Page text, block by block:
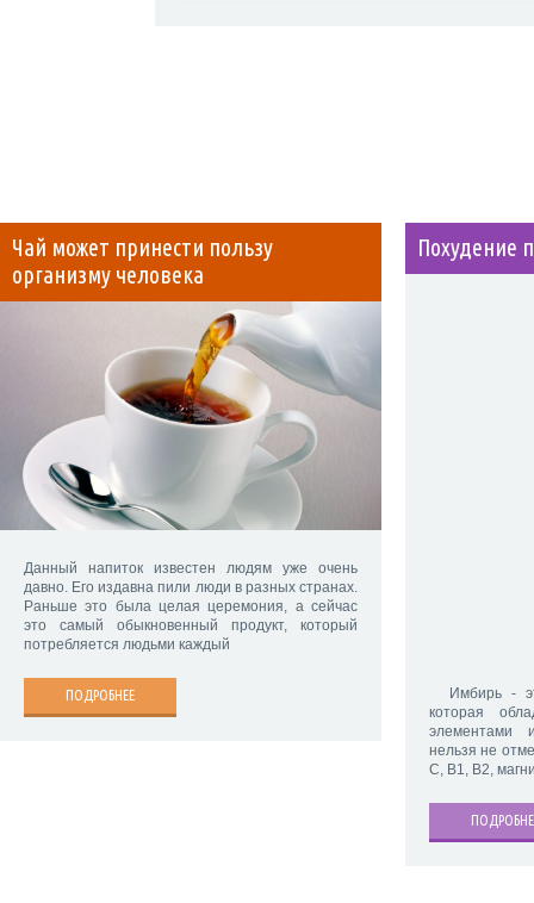
Чай может принести пользу
организму человека
Данный напиток известен людям уже очень
давно. Его издавна пили люди в разных странах.
Раньше это была целая церемония, а сейчас
это самый обыкновенный продукт, который
потребляется людьми каждый
ПОДРОБНЕЕ
Похудение
Имбирь -
которая
элементами
нельзя не
С, В1, В2,